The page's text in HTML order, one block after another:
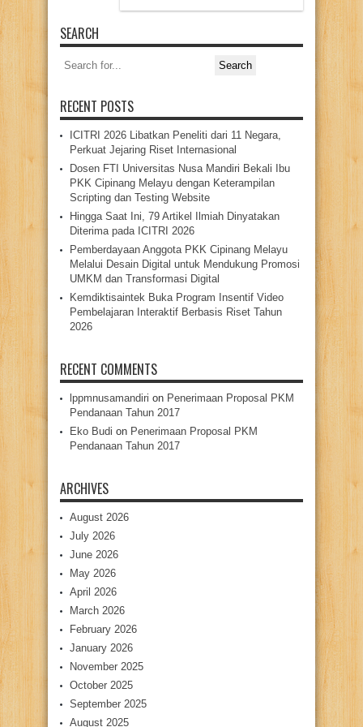
SEARCH
Search
for:
RECENT POSTS
ICITRI 2026 Libatkan Peneliti dari 11 Negara,
Perkuat Jejaring Riset Internasional
Dosen FTI Universitas Nusa Mandiri Bekali Ibu
PKK Cipinang Melayu dengan Keterampilan
Scripting dan Testing Website
Hingga Saat Ini, 79 Artikel Ilmiah Dinyatakan
Diterima pada ICITRI 2026
Pemberdayaan Anggota PKK Cipinang Melayu
Melalui Desain Digital untuk Mendukung Promosi
UMKM dan Transformasi Digital
Kemdiktisaintek Buka Program Insentif Video
Pembelajaran Interaktif Berbasis Riset Tahun
2026
RECENT COMMENTS
lppmnusamandiri on Penerimaan Proposal PKM
Pendanaan Tahun 2017
Eko Budi on Penerimaan Proposal PKM
Pendanaan Tahun 2017
ARCHIVES
August 2026
July 2026
June 2026
May 2026
April 2026
March 2026
February 2026
January 2026
November 2025
October 2025
September 2025
August 2025